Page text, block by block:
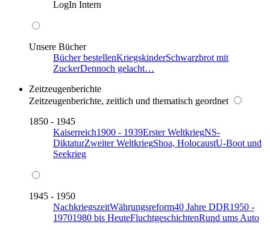
LogIn Intern
Unsere Bücher
Bücher bestellenKriegskinderSchwarzbrot mit
ZuckerDennoch gelacht…
Zeitzeugenberichte
Zeitzeugenberichte, zeitlich und thematisch geordnet
1850 - 1945
Kaiserreich1900 - 1939Erster WeltkriegNS-
DiktaturZweiter WeltkriegShoa, HolocaustU-Boot und
Seekrieg
1945 - 1950
NachkriegszeitWährungsreform40 Jahre DDR1950 -
19701980 bis HeuteFluchtgeschichtenRund ums Auto